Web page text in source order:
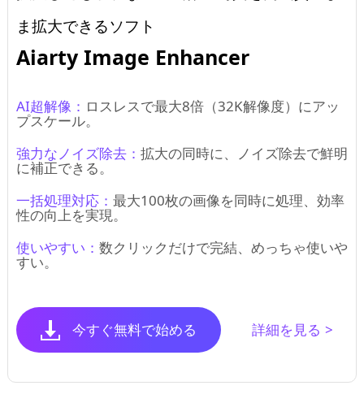
ま拡大できるソフト
Aiarty Image Enhancer
AI超解像： ロスレスで最大8倍（32K解像度）にアッ
プスケール。
強力なノイズ除去： 拡大の同時に、ノイズ除去で鮮明
に補正できる。
一括処理対応： 最大100枚の画像を同時に処理、効率
性の向上を実現。
使いやすい： 数クリックだけで完結、めっちゃ使いや
すい。
今すぐ無料で始める 詳細を見る >